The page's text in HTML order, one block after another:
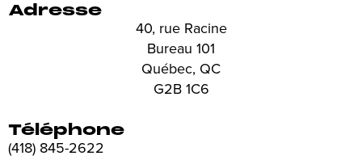
Adresse
40, rue Racine
Bureau 101
Québec, QC
G2B 1C6
Téléphone
(418) 845-2622